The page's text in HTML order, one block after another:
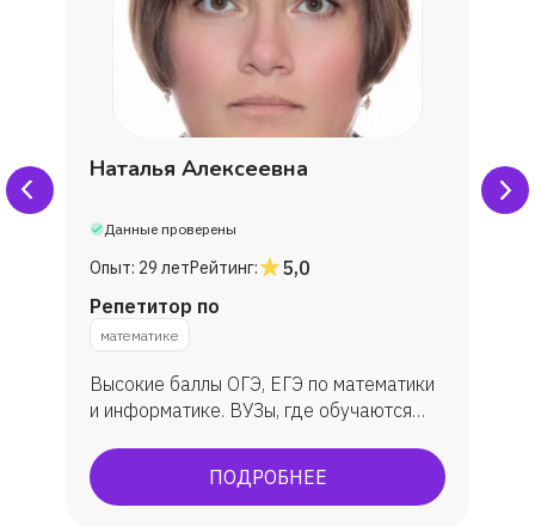
Наталья Алексеевна
Данные проверены
Опыт: 29 летРейтинг:
5,0
Репетитор по
математике
Высокие баллы ОГЭ, ЕГЭ по математики
и информатике. ВУЗы, где обучаются
(ИММиКН - мехмат) и др.
ПОДРОБНЕЕ